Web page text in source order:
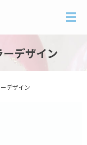
メ
デザイン
デザイン